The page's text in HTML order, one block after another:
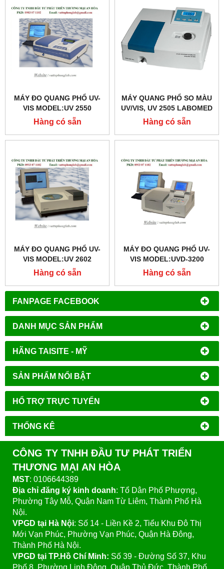
FANPAGE FACEBOOK
DANH MỤC SẢN PHẨM
HÃNG TAISITE - MỸ
SẢN PHẨM NỔI BẬT
HỔ TRỢ TRỰC TUYẾN
THỐNG KÊ
MÁY ĐO QUANG PHỔ UV-
VIS MODEL:UV 2550
Hàng có sẵn
MÁY QUANG PHỔ SO MÀU
UV/VIS, UV 2505 LABOMED
MỸ
Hàng có sẵn
MÁY ĐO QUANG PHỔ UV-
VIS MODEL:UV 2602
Hàng có sẵn
MÁY ĐO QUANG PHỔ UV-
VIS MODEL:UVD-3200
Hàng có sẵn
CÔNG TY TNHH ĐẦU TƯ PHÁT TRIỂN
THƯƠNG MẠI AN HÒA
MST: 0106644389
Địa chỉ đăng ký kinh doanh: Tổ Dân Phố Phượng,
Phường Tây Mỗ, Quận Nam Từ Liêm, Thành Phố Hà
Nội.
VPGD tại Hà Nội: Số 14 - Liền Kề 2, Tiểu Khu Đô Thị
Mới Vạn Phúc, Phường Vạn Phúc, Quận Hà Đông,
Thành Phố Hà Nội.
VPGD tại TP.Hồ Chí Minh: Số 39 - Đường Số 37, Khu